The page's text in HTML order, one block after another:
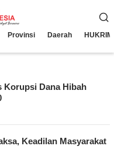
Provinsi Daerah HUKRIM
Korupsi Dana Hibah
Keadilan Masyarakat